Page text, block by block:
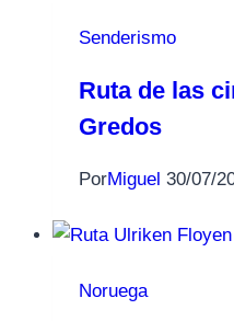
Senderismo
Ruta de las
Gredos
PorMiguel 30/07/
Noruega